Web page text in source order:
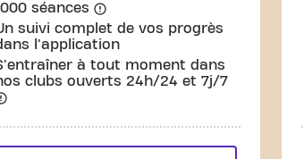
séances
suivi complet de vos progrès
l'application
à tout moment dans
clubs ouverts 24h/24 et 7j/7